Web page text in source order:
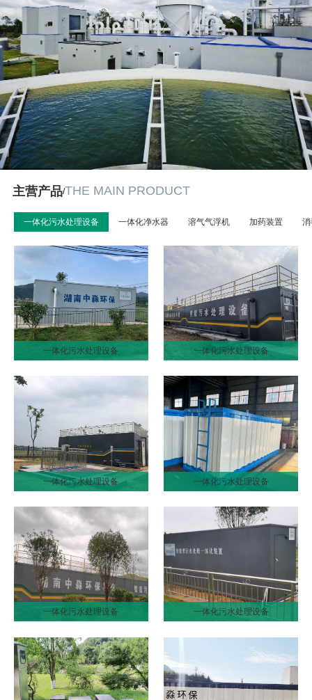
主营产品/THE MAIN PRODUCT
一体化污水处理设备 一体化净水器 溶气气浮机 加药装置 消
一体化污水处理设备 一体化污水处理设备
一体化污水处理设备 一体化污水处理设备
一体化污水处理设备 一体化污水处理设备